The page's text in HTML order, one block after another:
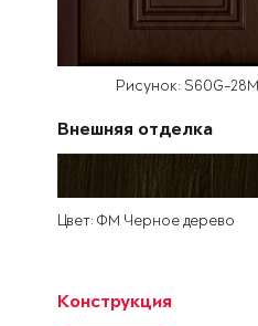
Рисунок: S60G-28M
Внешняя отделка
Цвет: ФМ Черное дерево
Конструкция